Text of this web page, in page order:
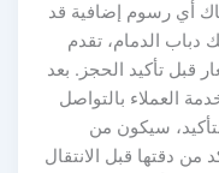
أي رسوم إضافية قد
الدمام، تقدم
تأكيد الحجز. بعد
العملاء بالتواصل
سيكون من
دقتها قبل الانتقال